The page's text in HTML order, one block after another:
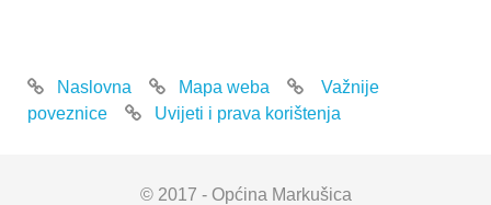
Naslovna Mapa weba
Važnije
poveznice
Uvijeti i prava korištenja
© 2017 - Općina Markušica